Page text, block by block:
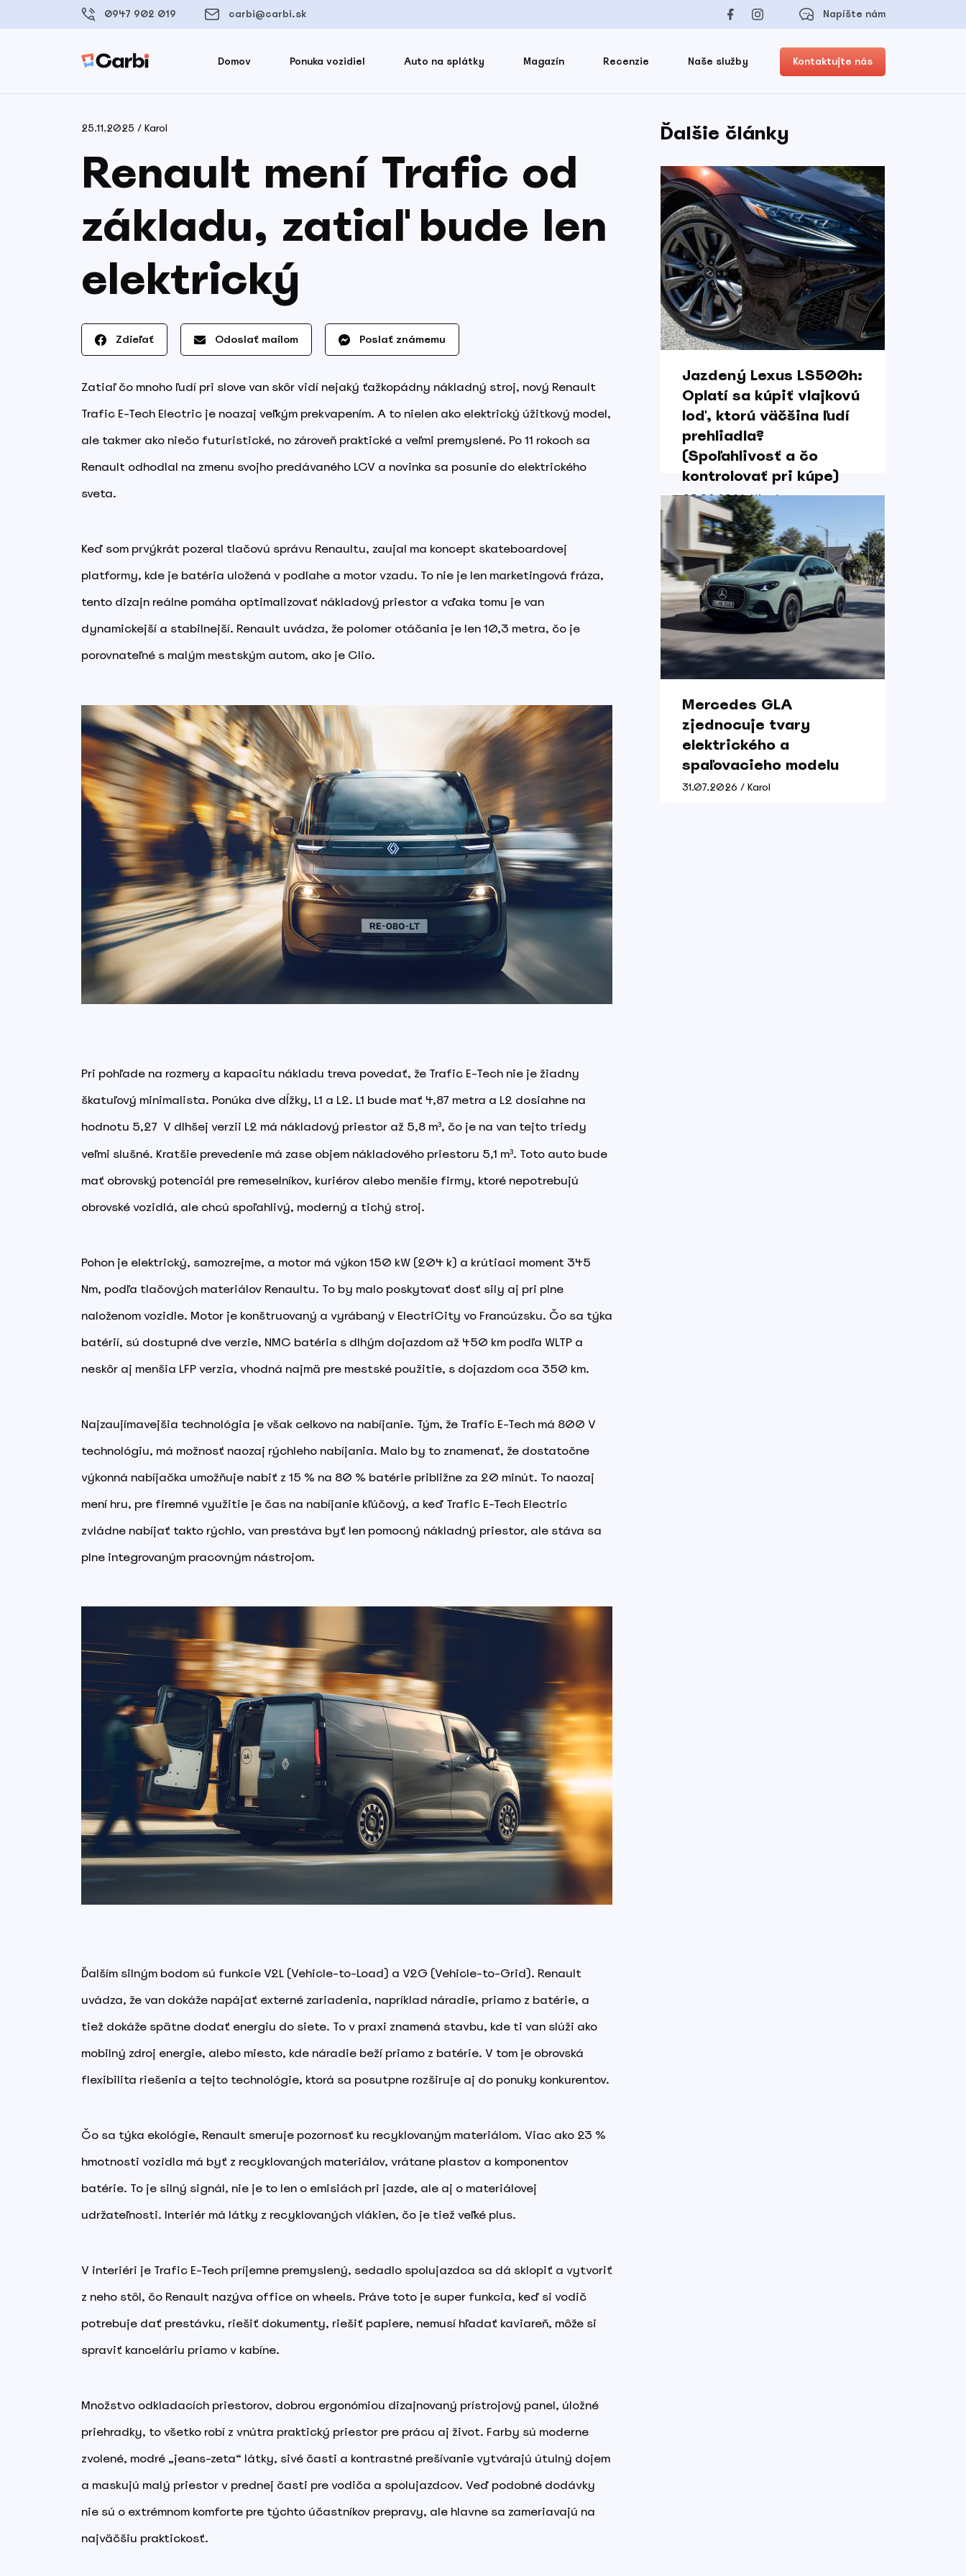
0947 902 019 carbi@carbi.sk Napíšte nám
Domov Ponuka vozidiel Auto na splátky Magazín Recenzie Naše služby Kontaktujte nás
25.11.2025 / Karol
Renault mení Trafic od
základu, zatiaľ bude len
elektrický
Zdieľať Odoslať mailom Poslať známemu
Zatiaľ čo mnoho ľudí pri slove van skôr vidí nejaký ťažkopádny nákladný stroj, nový Renault
Trafic E-Tech Electric je noazaj veľkým prekvapením. A to nielen ako elektrický úžitkový model,
ale takmer ako niečo futuristické, no zároveň praktické a veľmi premyslené. Po 11 rokoch sa
Renault odhodlal na zmenu svojho predávaného LCV a novinka sa posunie do elektrického
sveta.
Keď som prvýkrát pozeral tlačovú správu Renaultu, zaujal ma koncept skateboardovej
platformy, kde je batéria uložená v podlahe a motor vzadu. To nie je len marketingová fráza,
tento dizajn reálne pomáha optimalizovať nákladový priestor a vďaka tomu je van
dynamickejší a stabilnejší. Renault uvádza, že polomer otáčania je len 10,3 metra, čo je
porovnateľné s malým mestským autom, ako je Clio.
Pri pohľade na rozmery a kapacitu nákladu treva povedať, že Trafic E-Tech nie je žiadny
škatuľový minimalista. Ponúka dve dĺžky, L1 a L2. L1 bude mať 4,87 metra a L2 dosiahne na
hodnotu 5,27 V dlhšej verzii L2 má nákladový priestor až 5,8 m³, čo je na van tejto triedy
veľmi slušné. Kratšie prevedenie má zase objem nákladového priestoru 5,1 m³. Toto auto bude
mať obrovský potenciál pre remeselníkov, kuriérov alebo menšie firmy, ktoré nepotrebujú
obrovské vozidlá, ale chcú spoľahlivý, moderný a tichý stroj.
Pohon je elektrický, samozrejme, a motor má výkon 150 kW (204 k) a krútiaci moment 345
Nm, podľa tlačových materiálov Renaultu. To by malo poskytovať dosť sily aj pri plne
naloženom vozidle. Motor je konštruovaný a vyrábaný v ElectriCity vo Francúzsku. Čo sa týka
batérií, sú dostupné dve verzie, NMC batéria s dlhým dojazdom až 450 km podľa WLTP a
neskôr aj menšia LFP verzia, vhodná najmä pre mestské použitie, s dojazdom cca 350 km.
Najzaujímavejšia technológia je však celkovo na nabíjanie. Tým, že Trafic E-Tech má 800 V
technológiu, má možnosť naozaj rýchleho nabíjania. Malo by to znamenať, že dostatočne
výkonná nabíjačka umožňuje nabiť z 15 % na 80 % batérie približne za 20 minút. To naozaj
mení hru, pre firemné využitie je čas na nabíjanie kľúčový, a keď Trafic E-Tech Electric
zvládne nabíjať takto rýchlo, van prestáva byť len pomocný nákladný priestor, ale stáva sa
plne integrovaným pracovným nástrojom.
Ďalším silným bodom sú funkcie V2L (Vehicle-to-Load) a V2G (Vehicle-to-Grid). Renault
uvádza, že van dokáže napájať externé zariadenia, napríklad náradie, priamo z batérie, a
tiež dokáže spätne dodať energiu do siete. To v praxi znamená stavbu, kde ti van slúži ako
mobilný zdroj energie, alebo miesto, kde náradie beží priamo z batérie. V tom je obrovská
flexibilita riešenia a tejto technológie, ktorá sa posutpne rozširuje aj do ponuky konkurentov.
Čo sa týka ekológie, Renault smeruje pozornosť ku recyklovaným materiálom. Viac ako 23 %
hmotnosti vozidla má byť z recyklovaných materiálov, vrátane plastov a komponentov
batérie. To je silný signál, nie je to len o emisiách pri jazde, ale aj o materiálovej
udržateľnosti. Interiér má látky z recyklovaných vlákien, čo je tiež veľké plus.
V interiéri je Trafic E-Tech príjemne premyslený, sedadlo spolujazdca sa dá sklopiť a vytvoriť
z neho stôl, čo Renault nazýva office on wheels. Práve toto je super funkcia, keď si vodič
potrebuje dať prestávku, riešiť dokumenty, riešiť papiere, nemusí hľadať kaviareň, môže si
spraviť kanceláriu priamo v kabíne.
Množstvo odkladacích priestorov, dobrou ergonómiou dizajnovaný prístrojový panel, úložné
priehradky, to všetko robí z vnútra praktický priestor pre prácu aj život. Farby sú moderne
zvolené, modré „jeans-zeta“ látky, sivé časti a kontrastné prešívanie vytvárajú útulný dojem
a maskujú malý priestor v prednej časti pre vodiča a spolujazdcov. Veď podobné dodávky
nie sú o extrémnom komforte pre týchto účastníkov prepravy, ale hlavne sa zameriavajú na
najväčšiu praktickosť.
Ďalšie články
Jazdený Lexus LS500h:
Oplatí sa kúpiť vlajkovú
loď, ktorú väčšina ľudí
prehliadla?
(Spoľahlivosť a čo
kontrolovať pri kúpe)
05.08.2026 / Karol
Mercedes GLA
zjednocuje tvary
elektrického a
spaľovacieho modelu
31.07.2026 / Karol